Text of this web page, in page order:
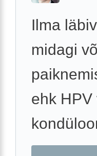
Ilma
midagi
ehk